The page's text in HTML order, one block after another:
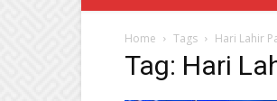
Home Tags Hari Lahir
Tag: Hari